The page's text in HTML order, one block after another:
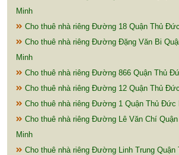
Minh
Cho thuê nhà riêng Đường 18 Quận Thủ
Cho thuê nhà riêng Đường Đặng Văn Bi
Minh
Cho thuê nhà riêng Đường 866 Quận Thủ
Cho thuê nhà riêng Đường 12 Quận Thủ
Cho thuê nhà riêng Đường 1 Quận Thủ Đức
Cho thuê nhà riêng Đường Lê Văn Chí
Minh
Cho thuê nhà riêng Đường Linh Trung